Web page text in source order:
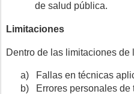
de salud pública.
Limitaciones
Dentro de las limitaciones
a)
Fallas en técnicas
b)
Errores personales de